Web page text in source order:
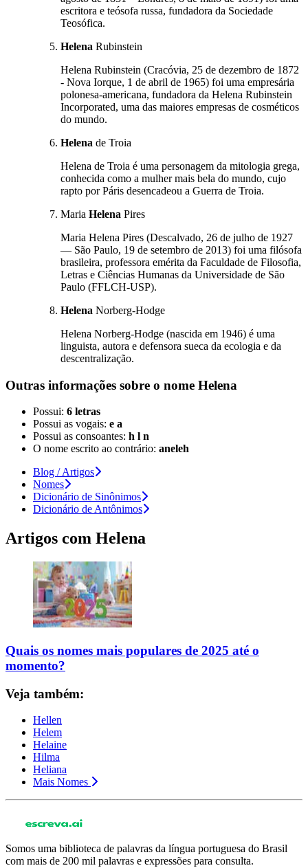
escritora e teósofa russa, fundadora da Sociedade
Teosófica.
Helena Rubinstein
Helena Rubinstein (Cracóvia, 25 de dezembro de 1872
- Nova Iorque, 1 de abril de 1965) foi uma empresária
polonesa-americana, fundadora da Helena Rubinstein
Incorporated, uma das maiores empresas de cosméticos
do mundo.
Helena de Troia
Helena de Troia é uma personagem da mitologia grega,
conhecida como a mulher mais bela do mundo, cujo
rapto por Páris desencadeou a Guerra de Troia.
Maria Helena Pires
Maria Helena Pires (Descalvado, 26 de julho de 1927
— São Paulo, 19 de setembro de 2013) foi uma filósofa
brasileira, professora emérita da Faculdade de Filosofia,
Letras e Ciências Humanas da Universidade de São
Paulo (FFLCH-USP).
Helena Norberg-Hodge
Helena Norberg-Hodge (nascida em 1946) é uma
linguista, autora e defensora sueca da ecologia e da
descentralização.
Outras informações sobre o nome Helena
Possui: 6 letras
Possui as vogais: e a
Possui as consoantes: h l n
O nome escrito ao contrário: aneleh
Blog / Artigos
Nomes
Dicionário de Sinônimos
Dicionário de Antônimos
Artigos com Helena
Quais os nomes mais populares de 2025 até o
momento?
Veja também:
Hellen
Helem
Helaine
Hilma
Heliana
Mais Nomes
Somos uma biblioteca de palavras da língua portuguesa do Brasil
com mais de 200 mil palavras e expressões para consulta.